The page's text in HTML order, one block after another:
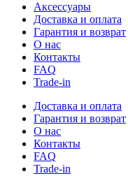
Аксессуары
Доставка и оплата
Гарантия и возврат
О нас
Контакты
FAQ
Trade-in
Доставка и оплата
Гарантия и возврат
О нас
Контакты
FAQ
Trade-in